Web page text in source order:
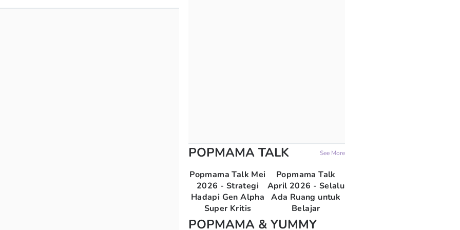
POPMAMA TALK See More
Popmama Talk Mei
2026 - Strategi
Hadapi Gen Alpha
Super Kritis
Popmama Talk
April 2026 - Selalu
Ada Ruang untuk
Belajar
POPMAMA & YUMMY